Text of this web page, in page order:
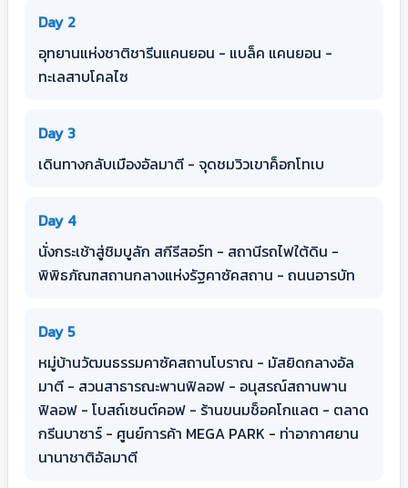
Day 2
อุทยานแห่งชาติชารีนแคนยอน - แบล็ค แคนยอน -
ทะเลสาบโคลไซ
Day 3
เดินทางกลับเมืองอัลมาตี - จุดชมวิวเขาค็อกโทเบ
Day 4
นั่งกระเช้าสู่ชิมบูลัก สกีรีสอร์ท - สถานีรถไฟใต้ดิน -
พิพิธภัณฑสถานกลางแห่งรัฐคาซัคสถาน - ถนนอารบัท
Day 5
หมู่บ้านวัฒนธรรมคาซัคสถานโบราณ - มัสยิดกลางอัล
มาตี - สวนสาธารณะพานฟิลอฟ - อนุสรณ์สถานพาน
ฟิลอฟ - โบสถ์เซนต์คอฟ - ร้านขนมช็อคโกแลต - ตลาด
กรีนบาซาร์ - ศูนย์การค้า MEGA PARK - ท่าอากาศยาน
นานาชาติอัลมาตี